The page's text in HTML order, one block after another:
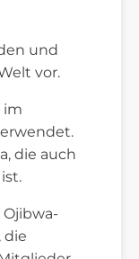
und
vor.
im
die auch
die